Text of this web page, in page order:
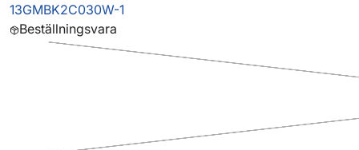
13GMBK2C030W-1
Beställningsvara